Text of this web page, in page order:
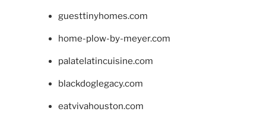
guesttinyhomes.com
home-plow-by-meyer.com
palatelatincuisine.com
blackdoglegacy.com
eatvivahouston.com